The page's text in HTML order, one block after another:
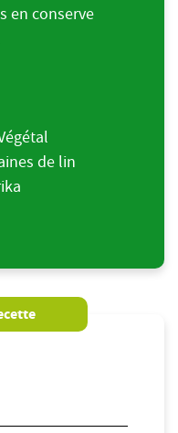
en conserve
de lin